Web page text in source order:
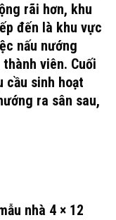
rãi hơn, khu
đến là khu vực
nấu nướng
viên. Cuối
cầu sinh hoạt
ra sân sau,
nhà 4 × 12